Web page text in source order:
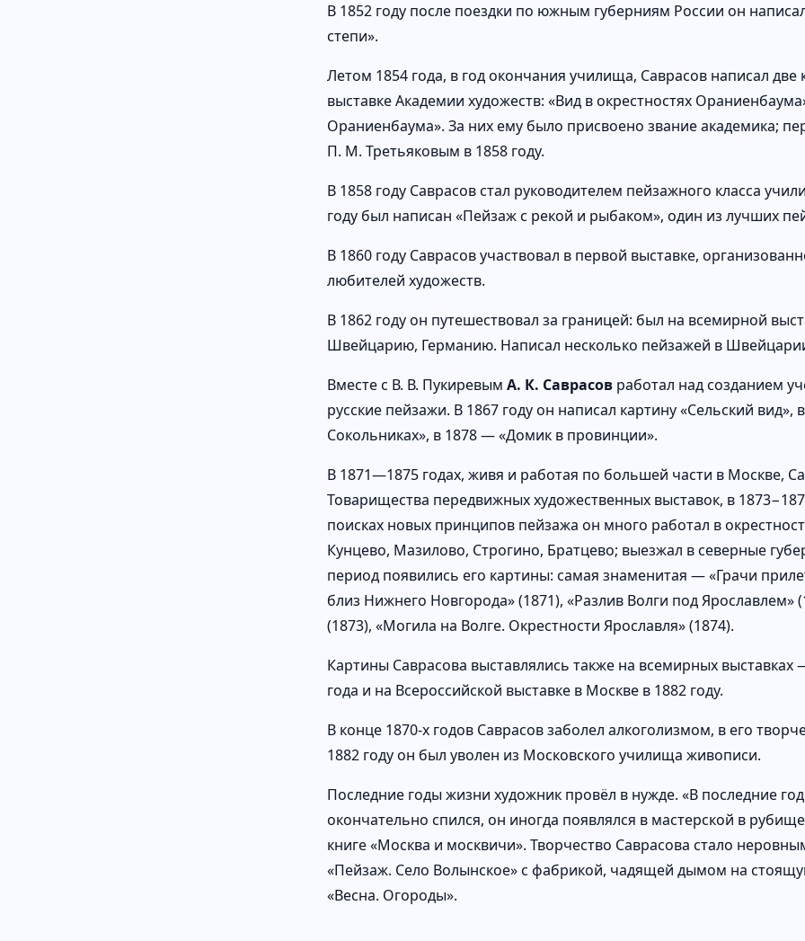
В 1852 году после поездки по южным губерниям России он
степи».
Летом 1854 года, в год окончания училища, Саврасов написал
выставке Академии художеств: «Вид в окрестностях
Ораниенбаума». За них ему было присвоено звание академика;
П. М. Третьяковым в 1858 году.
В 1858 году Саврасов стал руководителем пейзажного класса
году был написан «Пейзаж с рекой и рыбаком», один из лучших
В 1860 году Саврасов участвовал в первой выставке,
любителей художеств.
В 1862 году он путешествовал за границей: был на всемирной
Швейцарию, Германию. Написал несколько пейзажей в
Вместе с В. В. Пукиревым А. К. Саврасов работал над созданием
русские пейзажи. В 1867 году он написал картину «Сельский
Сокольниках», в 1878 — «Домик в провинции».
В 1871—1875 годах, живя и работая по большей части в Москве,
Товарищества передвижных художественных выставок, в
поисках новых принципов пейзажа он много работал в
Кунцево, Мазилово, Строгино, Братцево; выезжал в северные
период появились его картины: самая знаменитая — «Грачи
близ Нижнего Новгорода» (1871), «Разлив Волги под Ярославлем»
(1873), «Могила на Волге. Окрестности Ярославля» (1874).
Картины Саврасова выставлялись также на всемирных выставках
года и на Всероссийской выставке в Москве в 1882 году.
В конце 1870-х годов Саврасов заболел алкоголизмом, в его
1882 году он был уволен из Московского училища живописи.
Последние годы жизни художник провёл в нужде. «В последние
окончательно спился, он иногда появлялся в мастерской в
книге «Москва и москвичи». Творчество Саврасова стало
«Пейзаж. Село Волынское» с фабрикой, чадящей дымом на
«Весна. Огороды».